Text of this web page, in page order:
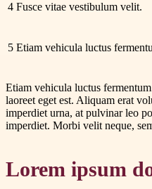
4 Fusce vitae vestibulum velit.
5 Etiam vehicula luctus
Etiam vehicula luctus
laoreet eget est. Aliquam erat
imperdiet urna, at pulvinar leo
imperdiet. Morbi velit neque,
Lorem ipsum